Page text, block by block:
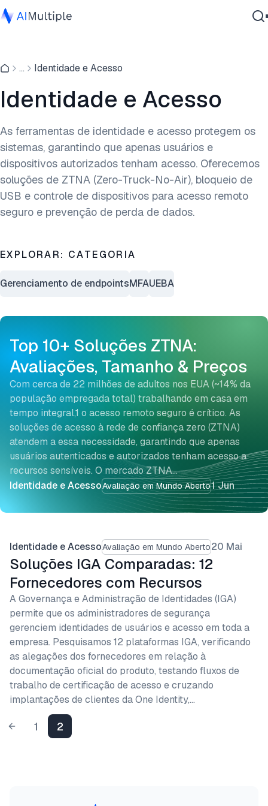
Segurança cibernética
Software Empresarial
Contate-nos
... Identidade e Acesso
Identidade e Acesso
As ferramentas de identidade e acesso protegem os
sistemas, garantindo que apenas usuários e
dispositivos autorizados tenham acesso. Oferecemos
soluções de ZTNA (Zero-Truck-No-Air), bloqueio de
USB e controle de dispositivos para acesso remoto
seguro e prevenção de perda de dados.
EXPLORAR: CATEGORIA
Gerenciamento de endpointsMFAUEBA
Top 10+ Soluções ZTNA:
Avaliações, Tamanho & Preços
Identidade e AcessoAvaliação em Mundo Aberto1 Jun
Com cerca de 22 milhões de adultos nos EUA (~14% da
população empregada total) trabalhando em casa em
tempo integral,1 o acesso remoto seguro é crítico. As
soluções de acesso à rede de confiança zero (ZTNA)
atendem a essa necessidade, garantindo que apenas
usuários autenticados e autorizados tenham acesso a
recursos sensíveis. O mercado ZTNA…
Identidade e AcessoAvaliação em Mundo Aberto20 Mai
Soluções IGA Comparadas: 12
Fornecedores com Recursos
A Governança e Administração de Identidades (IGA)
permite que os administradores de segurança
gerenciem identidades de usuários e acesso em toda a
empresa. Pesquisamos 12 plataformas IGA, verificando
as alegações dos fornecedores em relação à
documentação oficial do produto, testando fluxos de
trabalho de certificação de acesso e cruzando
implantações de clientes da One Identity,…
1 2